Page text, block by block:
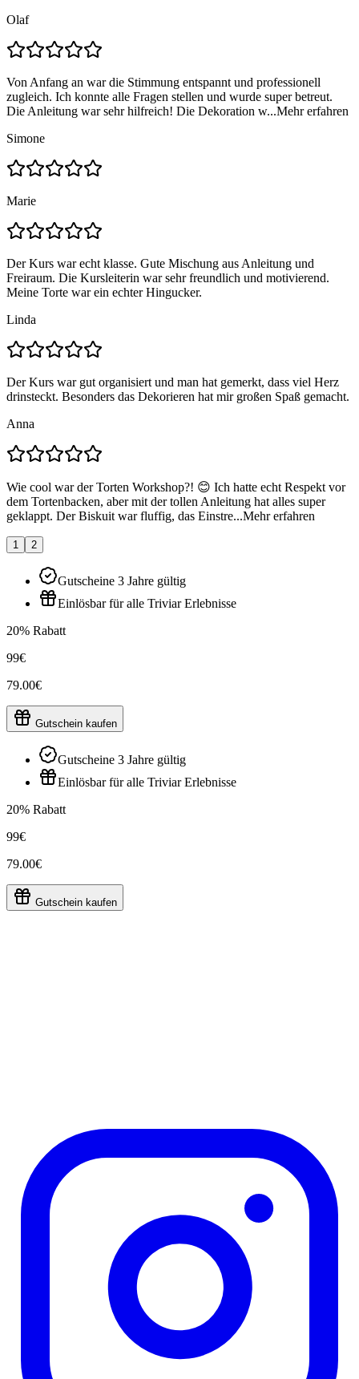
Olaf
Von Anfang an war die Stimmung entspannt und professionell
zugleich. Ich konnte alle Fragen stellen und wurde super betreut.
Die Anleitung war sehr hilfreich! Die Dekoration w...Mehr erfahren
Simone
Marie
Der Kurs war echt klasse. Gute Mischung aus Anleitung und
Freiraum. Die Kursleiterin war sehr freundlich und motivierend.
Meine Torte war ein echter Hingucker.
Linda
Der Kurs war gut organisiert und man hat gemerkt, dass viel Herz
drinsteckt. Besonders das Dekorieren hat mir großen Spaß gemacht.
Anna
Wie cool war der Torten Workshop?! 😊 Ich hatte echt Respekt vor
dem Tortenbacken, aber mit der tollen Anleitung hat alles super
geklappt. Der Biskuit war fluffig, das Einstre...Mehr erfahren
1 2
Gutscheine 3 Jahre gültig
Einlösbar für alle Triviar Erlebnisse
20% Rabatt
99€
79.00€
Gutschein kaufen
Gutscheine 3 Jahre gültig
Einlösbar für alle Triviar Erlebnisse
20% Rabatt
99€
79.00€
Gutschein kaufen